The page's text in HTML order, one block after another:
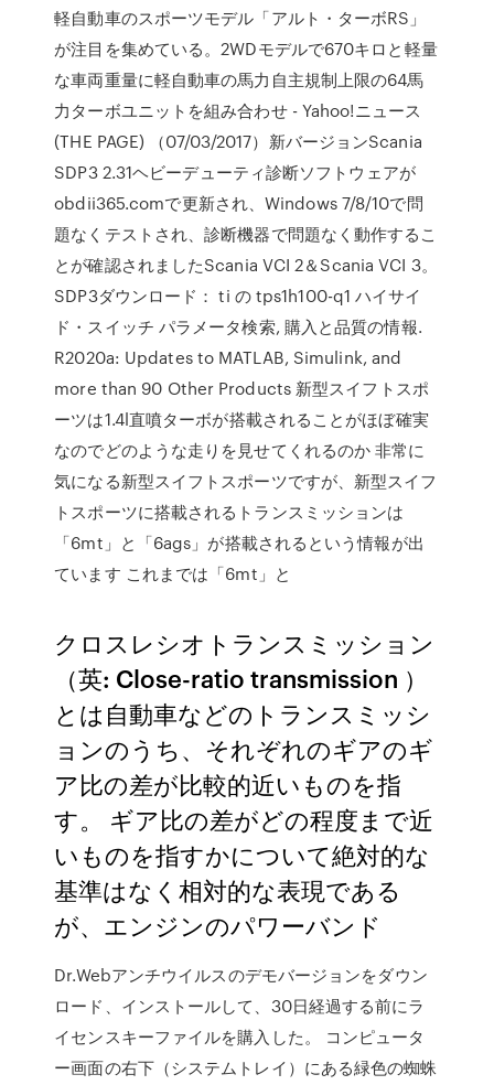
軽自動車のスポーツモデル「アルト・ターボRS」
が注目を集めている。2WDモデルで670キロと軽量
な車両重量に軽自動車の馬力自主規制上限の64馬
力ターボユニットを組み合わせ - Yahoo!ニュース
(THE PAGE) （07/03/2017）新バージョンScania
SDP3 2.31ヘビーデューティ診断ソフトウェアが
obdii365.comで更新され、Windows 7/8/10で問
題なくテストされ、診断機器で問題なく動作するこ
とが確認されましたScania VCI 2＆Scania VCI 3。
SDP3ダウンロード： ti の tps1h100-q1 ハイサイ
ド・スイッチ パラメータ検索, 購入と品質の情報.
R2020a: Updates to MATLAB, Simulink, and
more than 90 Other Products 新型スイフトスポ
ーツは1.4l直噴ターボが搭載されることがほぼ確実
なのでどのような走りを見せてくれるのか 非常に
気になる新型スイフトスポーツですが、新型スイフ
トスポーツに搭載されるトランスミッションは
「6mt」と「6ags」が搭載されるという情報が出
ています これまでは「6mt」と
クロスレシオトランスミッション
（英: Close-ratio transmission ）
とは自動車などのトランスミッシ
ョンのうち、それぞれのギアのギ
ア比の差が比較的近いものを指
す。 ギア比の差がどの程度まで近
いものを指すかについて絶対的な
基準はなく相対的な表現である
が、エンジンのパワーバンド
Dr.Webアンチウイルスのデモバージョンをダウン
ロード、インストールして、30日経過する前にラ
イセンスキーファイルを購入した。 コンピュータ
ー画面の右下（システムトレイ）にある緑色の蜘蛛